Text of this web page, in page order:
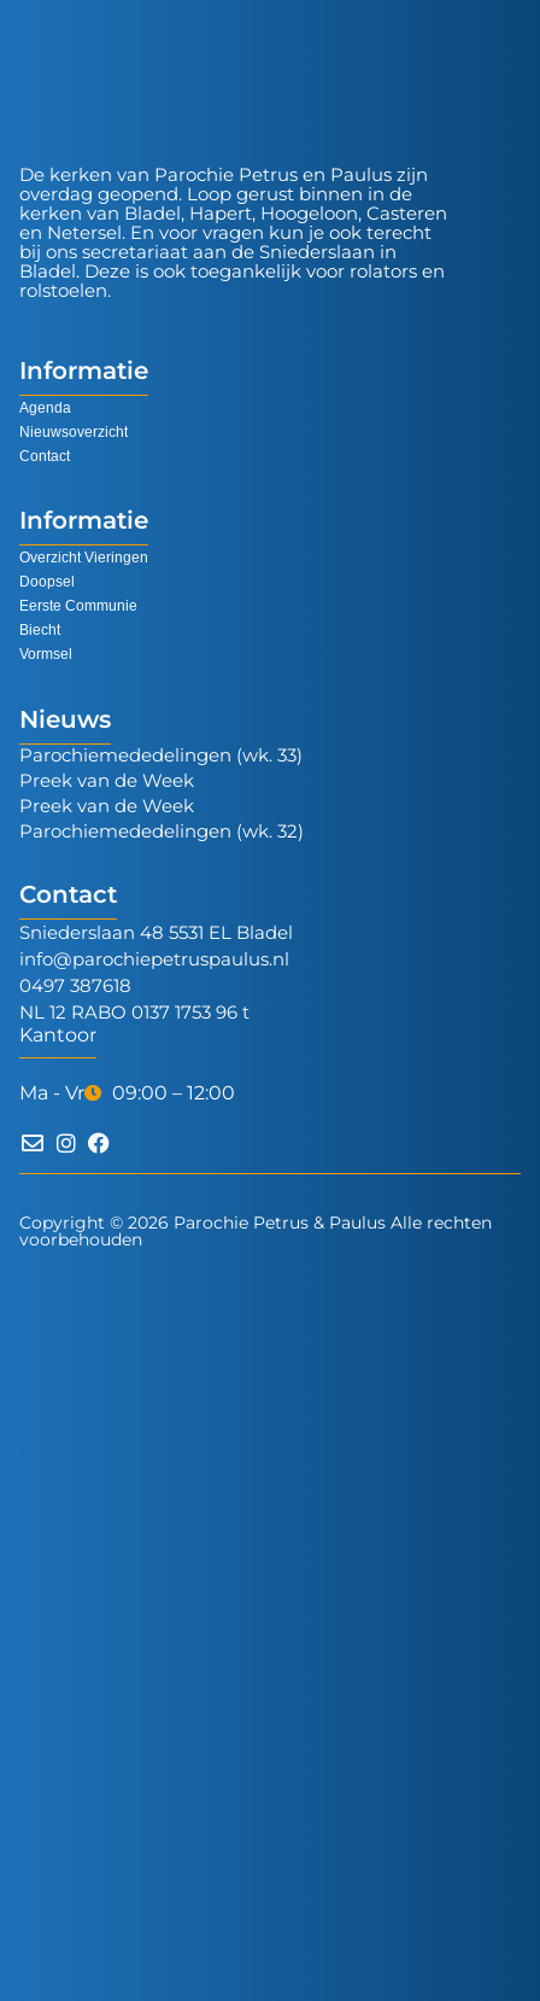
De kerken van Parochie Petrus en Paulus zijn
overdag geopend. Loop gerust binnen in de
kerken van Bladel, Hapert, Hoogeloon, Casteren
en Netersel. En voor vragen kun je ook terecht
bij ons secretariaat aan de Sniederslaan in
Bladel. Deze is ook toegankelijk voor rolators en
rolstoelen.
Informatie
Agenda
Nieuwsoverzicht
Contact
Informatie
Overzicht Vieringen
Doopsel
Eerste Communie
Biecht
Vormsel
Nieuws
Parochiemededelingen (wk. 33)
Preek van de Week
Preek van de Week
Parochiemededelingen (wk. 32)
Contact
Sniederslaan 48 5531 EL Bladel
info@parochiepetruspaulus.nl
0497 387618
NL 12 RABO 0137 1753 96 t
Kantoor
Ma - Vr 09:00 – 12:00
Copyright © 2026 Parochie Petrus & Paulus Alle rechten
voorbehouden